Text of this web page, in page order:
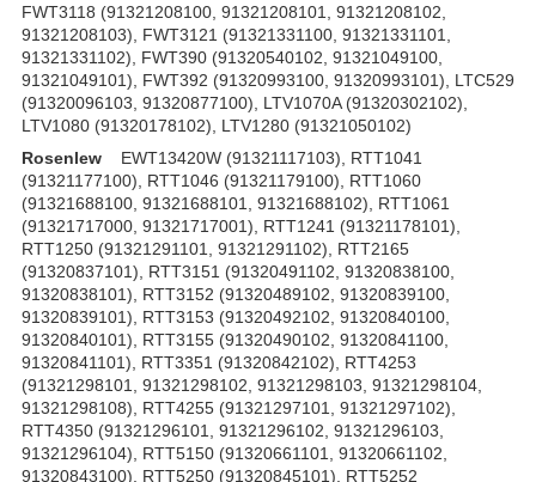
FWT3118 (91321208100, 91321208101, 91321208102,
91321208103), FWT3121 (91321331100, 91321331101,
91321331102), FWT390 (91320540102, 91321049100,
91321049101), FWT392 (91320993100, 91320993101), LTC529
(91320096103, 91320877100), LTV1070A (91320302102),
LTV1080 (91320178102), LTV1280 (91321050102)
Rosenlew EWT13420W (91321117103), RTT1041
(91321177100), RTT1046 (91321179100), RTT1060
(91321688100, 91321688101, 91321688102), RTT1061
(91321717000, 91321717001), RTT1241 (91321178101),
RTT1250 (91321291101, 91321291102), RTT2165
(91320837101), RTT3151 (91320491102, 91320838100,
91320838101), RTT3152 (91320489102, 91320839100,
91320839101), RTT3153 (91320492102, 91320840100,
91320840101), RTT3155 (91320490102, 91320841100,
91320841101), RTT3351 (91320842102), RTT4253
(91321298101, 91321298102, 91321298103, 91321298104,
91321298108), RTT4255 (91321297101, 91321297102),
RTT4350 (91321296101, 91321296102, 91321296103,
91321296104), RTT5150 (91320661101, 91320661102,
91320843100), RTT5250 (91320845101), RTT5252